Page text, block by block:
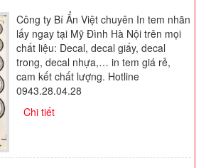
Công ty Bí Ẩn Việt chuyên In tem nhãn
lấy ngay tại Mỹ Đình Hà Nội trên mọi
chất liệu: Decal, decal giấy, decal
trong, decal nhựa,… in tem giá rẻ,
cam kết chất lượng. Hotline
0943.28.04.28
Chi tiết